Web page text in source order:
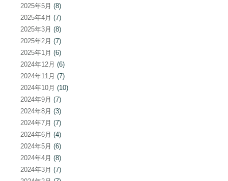
2025年5月 (8)
2025年4月 (7)
2025年3月 (8)
2025年2月 (7)
2025年1月 (6)
2024年12月 (6)
2024年11月 (7)
2024年10月 (10)
2024年9月 (7)
2024年8月 (3)
2024年7月 (7)
2024年6月 (4)
2024年5月 (6)
2024年4月 (8)
2024年3月 (7)